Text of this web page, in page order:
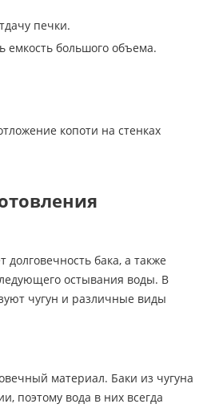
печки.
емкость большого объема.
копоти на стенках
долговечность бака, а также
остывания воды. В
чугун и различные виды
материал. Баки из чугуна
поэтому вода в них всегда